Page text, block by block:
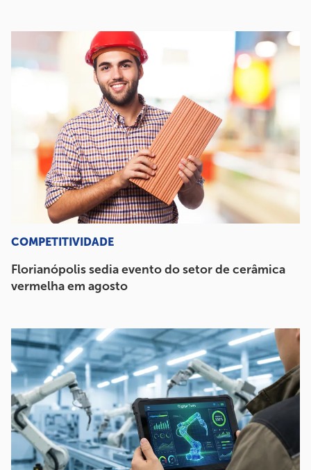
COMPETITIVIDADE
Florianópolis sedia evento do setor de cerâmica
vermelha em agosto